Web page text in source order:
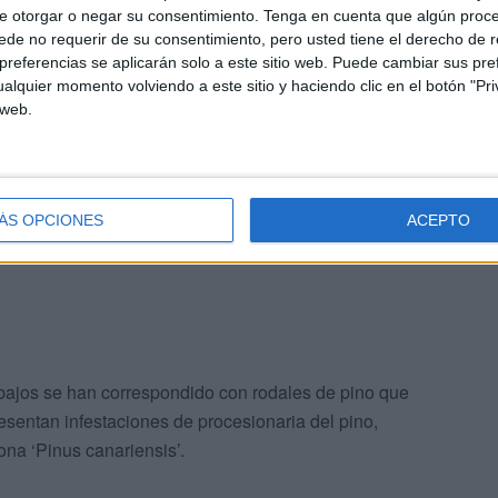
otorgar o negar su consentimiento. Tenga en cuenta que algún
no requerir de su consentimiento, pero usted tiene el derecho de
se aplicarán solo a este sitio web. Puede cambiar sus
momento volviendo a este sitio y haciendo clic en el botón
OPCIONES ACEPTO
pityocampa Schiff, familia
de Montes, así como en virtud de lo dispuesto en
a los bolsones-nido de orugas en los rodales de
anuales siempre en invierno y que en esta ocasión se
de febrero. El método adoptado se ha demostrado
se han correspondido con rodales de pino que
infestaciones de procesionaria del pino,
‘Pinus canariensis’.